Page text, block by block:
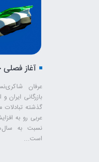
عرفان
بازرگانی
گذشته تبادلات
عربی رو به
نسبت به
است...